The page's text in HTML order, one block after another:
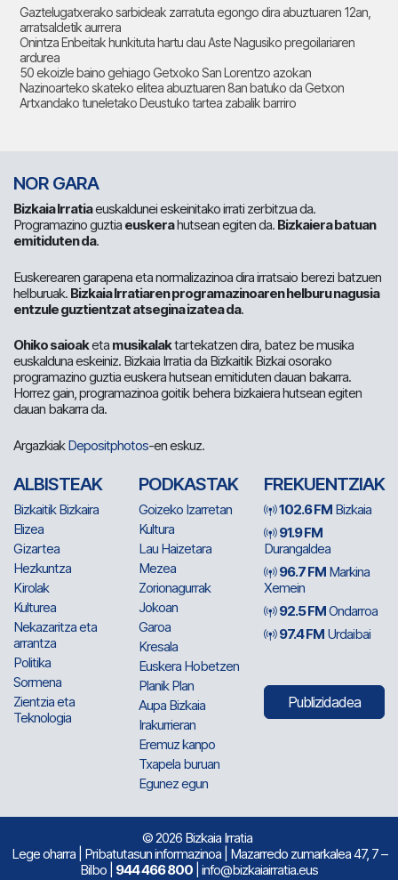
Gaztelugatxerako sarbideak zarratuta egongo dira abuztuaren 12an,
arratsaldetik aurrera
Onintza Enbeitak hunkituta hartu dau Aste Nagusiko pregoilariaren
ardurea
50 ekoizle baino gehiago Getxoko San Lorentzo azokan
Nazinoarteko skateko elitea abuztuaren 8an batuko da Getxon
Artxandako tuneletako Deustuko tartea zabalik barriro
NOR GARA
Bizkaia Irratiaeuskaldunei eskeinitako irrati zerbitzua da.
Programazino guztia euskerahutsean egiten da. Bizkaiera batuan
emitiduten da.
Euskerearen garapena eta normalizazinoa dira irratsaio berezi batzuen
helburuak. Bizkaia Irratiaren programazinoaren helburu nagusia
entzule guztientzat atsegina izatea da.
Ohiko saioaketa musikalaktartekatzen dira, batez be musika
euskalduna eskeiniz. Bizkaia Irratia da Bizkaitik Bizkai osorako
programazino guztia euskera hutsean emitiduten dauan bakarra.
Horrez gain, programazinoa goitik behera bizkaiera hutsean egiten
dauan bakarra da.
ArgazkiakDepositphotos-en eskuz.
ALBISTEAK
Bizkaitik Bizkaira
Elizea
Gizartea
Hezkuntza
Kirolak
Kulturea
Nekazaritza eta
arrantza
Politika
Sormena
Zientzia eta
Teknologia
PODKASTAK
Goizeko Izarretan
Kultura
Lau Haizetara
Mezea
Zorionagurrak
Jokoan
Garoa
Kresala
Euskera Hobetzen
Planik Plan
Aupa Bizkaia
Irakurrieran
Eremuz kanpo
Txapela buruan
Egunez egun
FREKUENTZIAK
102.6 FM Bizkaia
91.9 FM
Durangaldea
96.7 FM Markina
Xemein
92.5 FMOndarroa
97.4 FM Urdaibai
Publizidadea
© 2026 Bizkaia Irratia
Lege oharra| Pribatutasun informazinoa| Mazarredo zumarkalea 47, 7 –
Bilbo | 944 466 800 | info@bizkaiairratia.eus